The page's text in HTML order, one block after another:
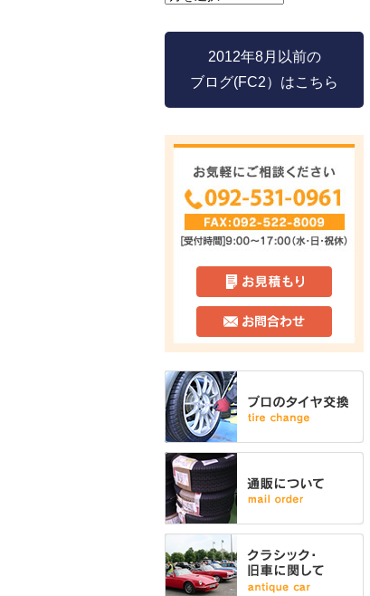
2012年8月以前の
ブログ(FC2）はこちら